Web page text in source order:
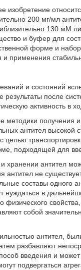
200 мг/мл
130 мМ
и буфер для
форме и
применения
и состояний
после
активность в
методики получения
антител
целью
подходящей для
антител
не
составы одного
нуждаться в
собой
антител,
разбавляют
введения и
подвергаться